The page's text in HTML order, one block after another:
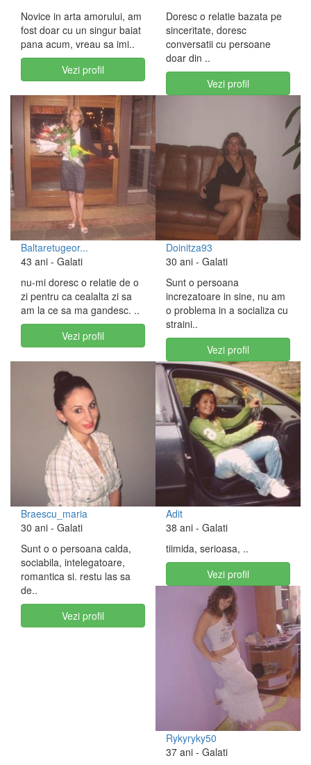
Novice in arta amorului, am
fost doar cu un singur baiat
pana acum, vreau sa imi..
Vezi profil
Doresc o relatie bazata pe
sinceritate, doresc
conversatii cu persoane
doar din ..
Vezi profil
Baltaretugeor...
43 ani - Galati
nu-mi doresc o relatie de o
zi pentru ca cealalta zi sa
am la ce sa ma gandesc. ..
Vezi profil
Doinitza93
30 ani - Galati
Sunt o persoana
increzatoare in sine, nu am
o problema in a socializa cu
straini..
Vezi profil
Braescu_maria
30 ani - Galati
Sunt o o persoana calda,
sociabila, intelegatoare,
romantica si. restu las sa
de..
Vezi profil
Adit
38 ani - Galati
tiimida, serioasa, ..
Vezi profil
Rykyryky50
37 ani - Galati